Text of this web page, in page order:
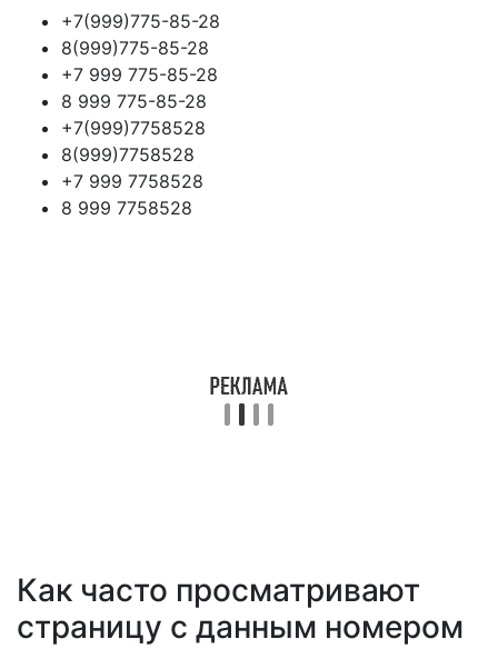
+7(999)775-85-28
8(999)775-85-28
+7 999 775-85-28
8 999 775-85-28
+7(999)7758528
8(999)7758528
+7 999 7758528
8 999 7758528
Как часто просматривают
страницу с данным номером